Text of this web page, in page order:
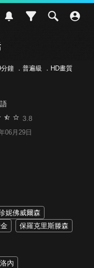
鐘 ． 普遍級 ．HD畫質
3.8
06月29日
妮佛威爾森
保羅克里斯滕森
內